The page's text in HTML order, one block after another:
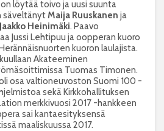
löytää toivo ja uusi suunta
säveltänytMaija Ruuskanen ja
Jaakko Heinimäki. Paavo
Jussi Lehtipuu ja oopperan kuoro
kuoron laulajista.
Akateeminen
Tuomas Timonen.
osa valtioneuvoston Suomi 100 -
sekä Kirkkohallituksen
merkkivuosi 2017 -hankkeen
sai kantaesityksensä
maaliskuussa 2017.